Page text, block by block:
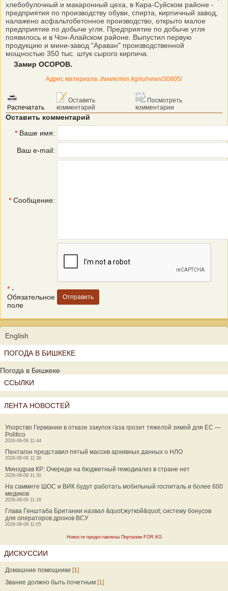
хлебобулочный и макаронный цеха, в Кара-Суйском районе -
предприятия по производству обуви, спирта, кирпичный завод,
налажено асфальтобетонное производство, открыто малое
предприятие по добыче угля. Предприятие по добыче угля
появилось и в Чон-Алайском районе. Выпустил первую
продукцию и мини-завод "Араван" производственной
мощностью 350 тыс. штук сырого кирпича.
Замир ОСОРОВ.
Адрес материала: //www.msn.kg/ru/news/30805/
Распечатать
Оставить
комментарий
Посмотреть
комментарии
Оставить комментарий
* Ваше имя:
Ваш e-mail:
* Сообщение:
* -
Обязательное
поле
English
ПОГОДА В БИШКЕКЕ
Погода в Бишкеке
ССЫЛКИ
ЛЕНТА НОВОСТЕЙ
Упорство Германии в отказе закупок газа грозит тяжелой зимой для ЕС —
Politico
2026-08-09 11:44
Пентагон представил пятый массив архивных данных о НЛО
2026-08-09 11:38
Минздрав КР: Очереди на бюджетный гемодиализ в стране нет
2026-08-09 11:30
На саммите ШОС и ВИК будут работать мобильный госпиталь и более 600
медиков
2026-08-09 11:16
Глава Генштаба Британии назвал &quot;жуткой&quot; систему бонусов
для операторов дронов ВСУ
2026-08-09 11:05
Новости предоставлены Порталом FOR.KG
ДИСКУССИИ
Домашние помощники [1]
Звание должно быть почетным [1]